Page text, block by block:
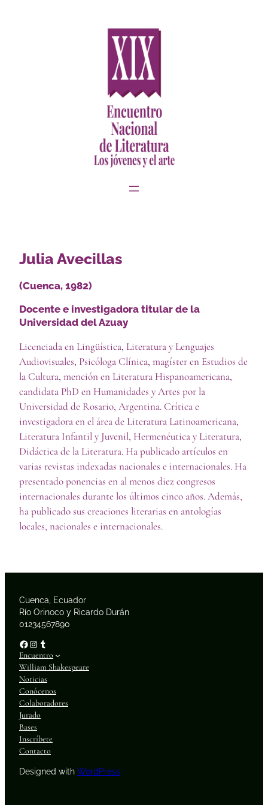
Julia Avecillas
(Cuenca, 1982)
Docente e investigadora titular de la
Universidad del Azuay
Licenciada en Lingüística, Literatura y Lenguajes
Audiovisuales, Psicóloga Clínica, magíster en Estudios de
la Cultura, mención en Literatura Hispanoamericana,
candidata PhD en Humanidades y Artes por la
Universidad de Rosario, Argentina. Crítica e
investigadora en el área de Literatura Latinoamericana,
Literatura Infantil y Juvenil, Hermenéutica y Literatura,
Didáctica de la Literatura. Ha publicado artículos en
varias revistas indexadas nacionales e internacionales. Ha
presentado ponencias en al menos diez congresos
internacionales durante los últimos cinco años. Además,
ha publicado sus creaciones literarias en antologías
locales, nacionales e internacionales.
Cuenca, Ecuador
Río Orinoco y Ricardo Durán
01234567890
Facebook Instagram Tumblr
Encuentro
William Shakespeare
Noticias
Conócenos
Colaboradores
Jurado
Bases
Inscríbete
Contacto
Designed with WordPress